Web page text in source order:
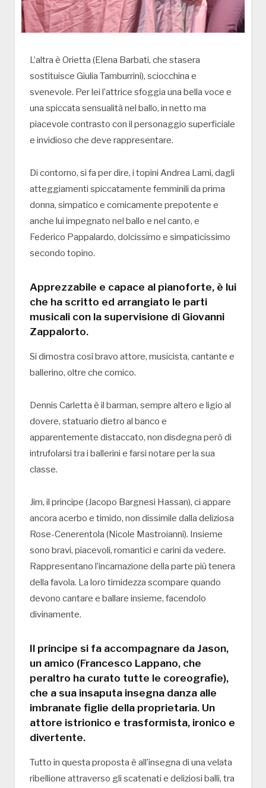
L’altra è Orietta (Elena Barbati, che stasera
sostituisce Giulia Tamburrini), sciocchina e
svenevole. Per lei l’attrice sfoggia una bella voce e
una spiccata sensualità nel ballo, in netto ma
piacevole contrasto con il personaggio superficiale
e invidioso che deve rappresentare.
Di contorno, si fa per dire, i topini Andrea Lami, dagli
atteggiamenti spiccatamente femminili da prima
donna, simpatico e comicamente prepotente e
anche lui impegnato nel ballo e nel canto, e
Federico Pappalardo, dolcissimo e simpaticissimo
secondo topino.
Apprezzabile e capace al pianoforte, è lui
che ha scritto ed arrangiato le parti
musicali con la supervisione di Giovanni
Zappalorto.
Si dimostra così bravo attore, musicista, cantante e
ballerino, oltre che comico.
Dennis Carletta è il barman, sempre altero e ligio al
dovere, statuario dietro al banco e
apparentemente distaccato, non disdegna però di
intrufolarsi tra i ballerini e farsi notare per la sua
classe.
Jim, il principe (Jacopo Bargnesi Hassan), ci appare
ancora acerbo e timido, non dissimile dalla deliziosa
Rose-Cenerentola (Nicole Mastroianni). Insieme
sono bravi, piacevoli, romantici e carini da vedere.
Rappresentano l’incarnazione della parte più tenera
della favola. La loro timidezza scompare quando
devono cantare e ballare insieme, facendolo
divinamente.
Il principe si fa accompagnare da Jason,
un amico (Francesco Lappano, che
peraltro ha curato tutte le coreografie),
che a sua insaputa insegna danza alle
imbranate figlie della proprietaria. Un
attore istrionico e trasformista, ironico e
divertente.
Tutto in questa proposta è all’insegna di una velata
ribellione attraverso gli scatenati e deliziosi balli, tra